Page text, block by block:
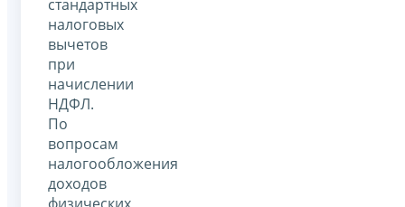
стандартных
налоговых
вычетов
при
начислении
НДФЛ.
По
вопросам
налогообложения
доходов